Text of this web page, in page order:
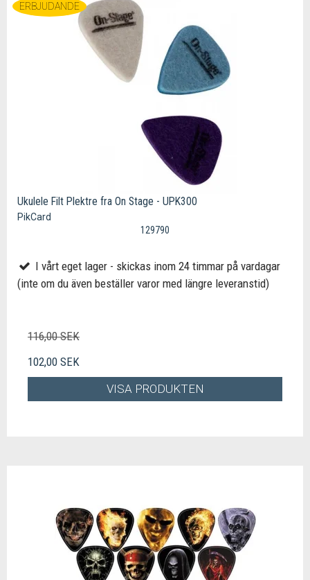
ERBJUDANDE
Ukulele Filt Plektre fra On Stage - UPK300
PikCard
129790
I vårt eget lager - skickas inom 24 timmar på vardagar
(inte om du även beställer varor med längre leveranstid)
116,00 SEK
102,00 SEK
VISA PRODUKTEN